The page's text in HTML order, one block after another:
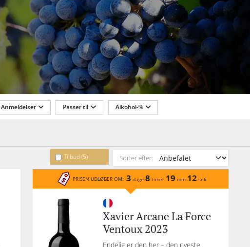
Anmeldelser Passer til Alkohol-%
Tilbud (5) Sorter efter:
PRISEN UDLØBER OM: 3 dage 8 timer 19 min 12 sek
Xavier Arcane La Force
Ventoux 2023
Endelig er den her – den nyeste